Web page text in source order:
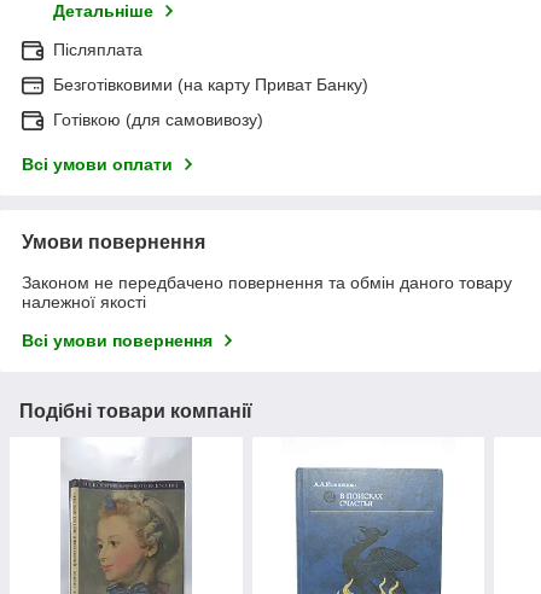
Детальніше
Післяплата
Безготівковими (на карту Приват Банку)
Готівкою (для самовивозу)
Всі умови оплати
Умови повернення
Законом не передбачено повернення та обмін даного товару
належної якості
Всі умови повернення
Подібні товари компанії